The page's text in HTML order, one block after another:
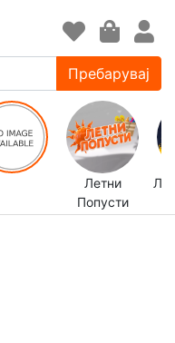
Пребарувај
Летни
Попусти